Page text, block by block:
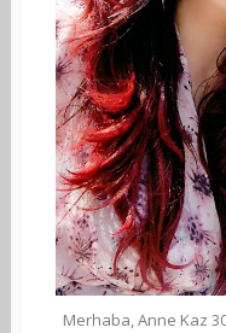
Merhaba, Anne Kaz